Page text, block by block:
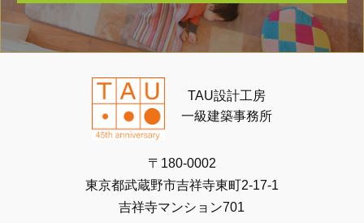
TAU設計工房
一級建築事務所
〒180-0002
東京都武蔵野市吉祥寺東町2-17-1
吉祥寺マンション701